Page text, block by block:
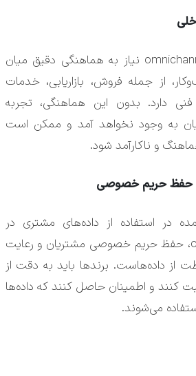
موفقیت در اجرای omnichannel نیاز به هماهنگی دقیق میان
از جمله فروش، بازاریابی، خدمات
دارد. بدون این هماهنگی، تجربه
به وجود نخواهد آمد و ممکن است
و ناکارآمد شود.
حفظ حریم خصوصی
در استفاده از داده‌های مشتری در
استراتژی omnichannel، حفظ حریم خصوصی مشتریان و رعایت
از داده‌هاست. برندها باید به دقت از
کنند و اطمینان حاصل کنند که داده‌ها
می‌شوند.